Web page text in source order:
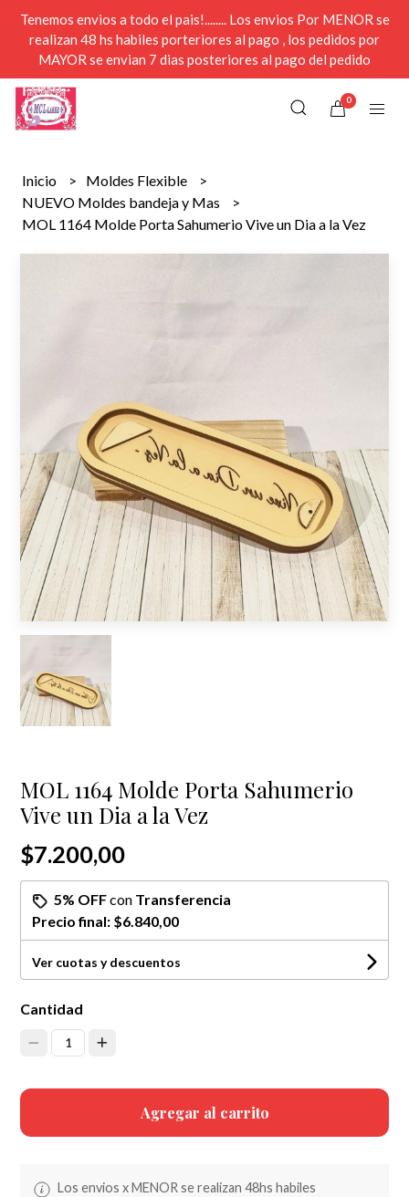
Tenemos envios a todo el pais!........ Los envios Por MENOR se
realizan 48 hs habiles porteriores al pago , los pedidos por
MAYOR se envian 7 dias posteriores al pago del pedido
0
Inicio
Moldes Flexible
NUEVO Moldes bandeja y Mas
MOL 1164 Molde Porta Sahumerio Vive un Dia a la Vez
MOL 1164 Molde Porta Sahumerio
Vive un Dia a la Vez
$7.200,00
5% OFFcon Transferencia
Precio final: $6.840,00
Ver cuotas y descuentos
Cantidad
1
Agregar al carrito
Los envios x MENOR se realizan 48hs habiles